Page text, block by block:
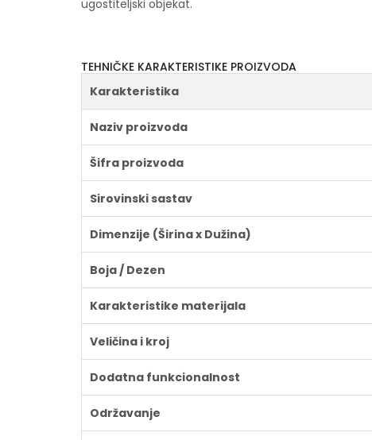
ugostiteljski objekat.
TEHNIČKE KARAKTERISTIKE PROIZVODA
Karakteristika
Naziv proizvoda
Šifra proizvoda
Sirovinski sastav
Dimenzije (Širina x Dužina)
Boja / Dezen
Karakteristike materijala
Veličina i kroj
Dodatna funkcionalnost
Održavanje